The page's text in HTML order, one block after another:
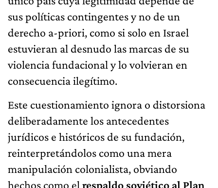
sus políticas contingentes y no de un
derecho a-priori, como si solo en Israel
estuvieran al desnudo las marcas de su
violencia fundacional y lo volvieran en
consecuencia ilegítimo.
Este cuestionamiento ignora o distorsiona
deliberadamente los antecedentes
jurídicos e históricos de su fundación,
reinterpretándolos como una mera
manipulación colonialista, obviando
hechos como el respaldo soviético al Plan